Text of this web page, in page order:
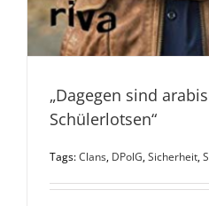
„Dagegen sind
Schülerlotsen“
Tags:Clans, DPolG,Sicherheit,